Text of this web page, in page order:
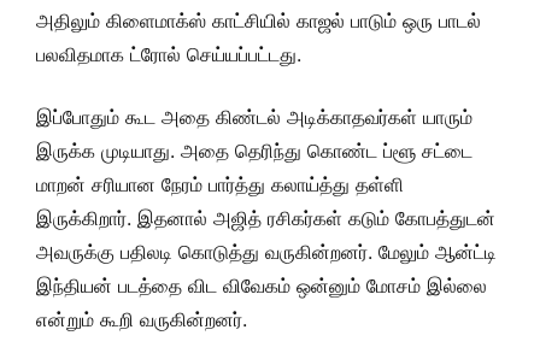
அதிலும் கிளைமாக்ஸ் காட்சியில் காஜல் பாடும் ஒரு பாடல்
பலவிதமாக ட்ரோல் செய்யப்பட்டது.
இப்போதும் கூட அதை கிண்டல் அடிக்காதவர்கள் யாரும்
இருக்க முடியாது. அதை தெரிந்து கொண்ட ப்ளூ சட்டை
மாறன் சரியான நேரம் பார்த்து கலாய்த்து தள்ளி
இருக்கிறார். இதனால் அஜித் ரசிகர்கள் கடும் கோபத்துடன்
அவருக்கு பதிலடி கொடுத்து வருகின்றனர். மேலும் ஆன்ட்டி
இந்தியன் படத்தை விட விவேகம் ஒன்னும் மோசம் இல்லை
என்றும் கூறி வருகின்றனர்.